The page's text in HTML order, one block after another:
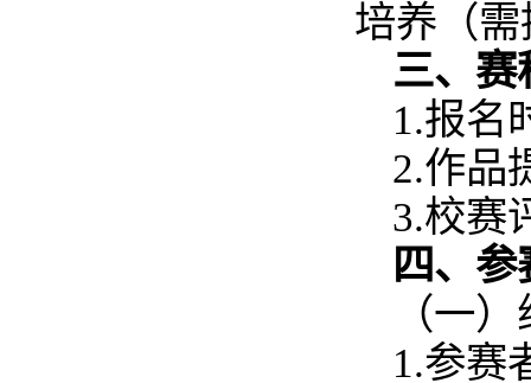
培养（
三、赛
1.报名
2.作品
3.校赛
四、
（一
1.参赛